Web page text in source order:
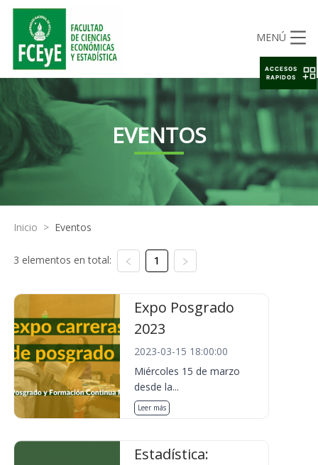
MENÚ
EVENTOS
Inicio > Eventos
3 elementos en total: 1
Expo Posgrado
2023
2023-03-15 18:00:00
Miércoles 15 de marzo
desde la...
Leer más
Estadística:
ACCESOS
RAPIDOS